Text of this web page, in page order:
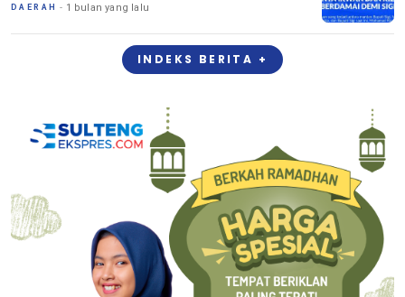
DAERAH 1 bulan yang lalu
INDEKS BERITA +